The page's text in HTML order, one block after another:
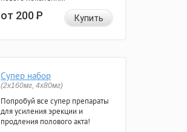
от 200Р Купить
Супер набор
(2х160мг, 4х80мг)
Попробуй все супер препараты
для усиления эрекции и
продления полового акта!